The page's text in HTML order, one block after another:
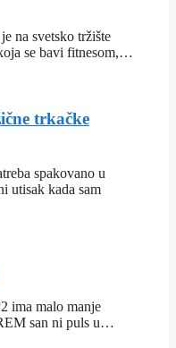
na svetsko tržište
se bavi fitnesom,…
trkačke
spakovano u
utisak kada sam
ima malo manje
san ni puls u…